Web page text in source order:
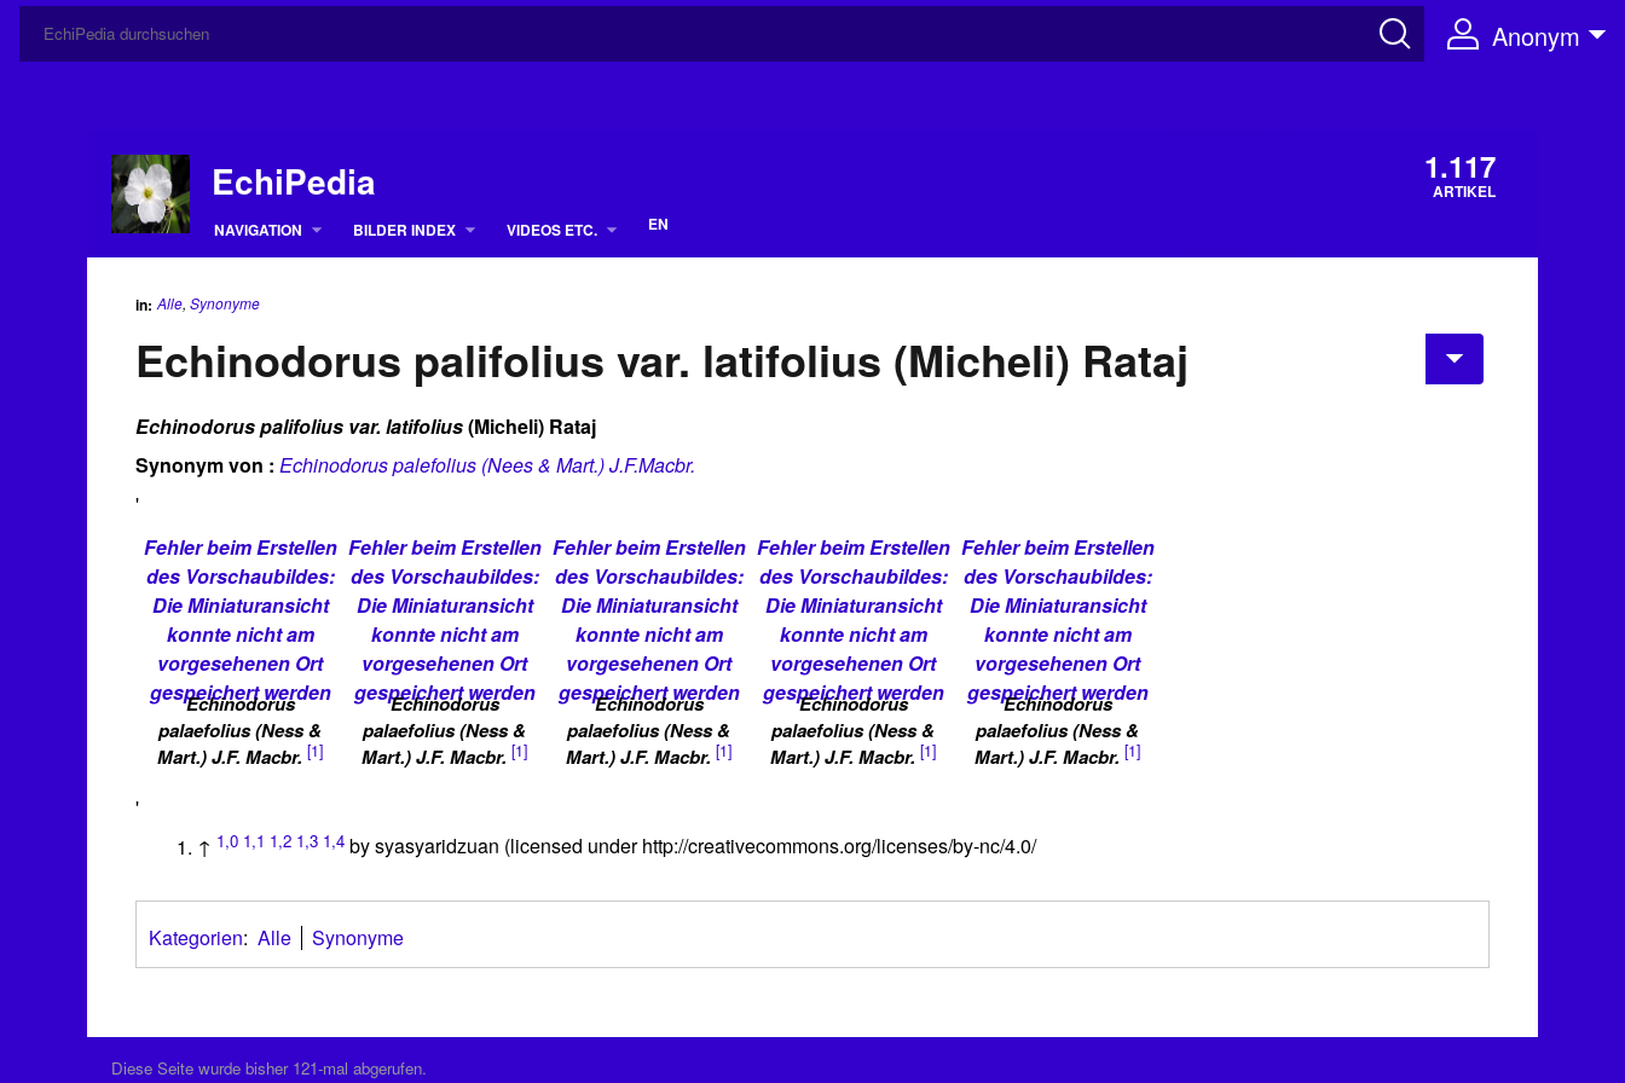
Anonym
EchiPedia 1.117
ARTIKEL
NAVIGATION
BILDER INDEX VIDEOS ETC. EN
in: Alle, Synonyme
Echinodorus palifolius var. latifolius (Micheli) Rataj
Echinodorus palifolius var. latifolius(Micheli) Rataj
Synonym von : Echinodorus palefolius (Nees & Mart.) J.F.Macbr.
'
Fehler beim Erstellen
des Vorschaubildes:
Die Miniaturansicht
konnte nicht am
vorgesehenen Ort
gespeichert werden
Echinodorus
palaefolius (Ness &
Mart.) J.F. Macbr. [1]
Fehler beim Erstellen
des Vorschaubildes:
Die Miniaturansicht
konnte nicht am
vorgesehenen Ort
gespeichert werden
Echinodorus
palaefolius (Ness &
Mart.) J.F. Macbr. [1]
Fehler beim Erstellen
des Vorschaubildes:
Die Miniaturansicht
konnte nicht am
vorgesehenen Ort
gespeichert werden
Echinodorus
palaefolius (Ness &
Mart.) J.F. Macbr. [1]
Fehler beim Erstellen
des Vorschaubildes:
Die Miniaturansicht
konnte nicht am
vorgesehenen Ort
gespeichert werden
Echinodorus
palaefolius (Ness &
Mart.) J.F. Macbr. [1]
Fehler beim Erstellen
des Vorschaubildes:
Die Miniaturansicht
konnte nicht am
vorgesehenen Ort
gespeichert werden
Echinodorus
palaefolius (Ness &
Mart.) J.F. Macbr. [1]
'
↑ 1,0 1,1 1,2 1,3 1,4 by syasyaridzuan (licensed under http://creativecommons.org/licenses/by-nc/4.0/
Kategorien: Alle Synonyme
Diese Seite wurde bisher 121-mal abgerufen.